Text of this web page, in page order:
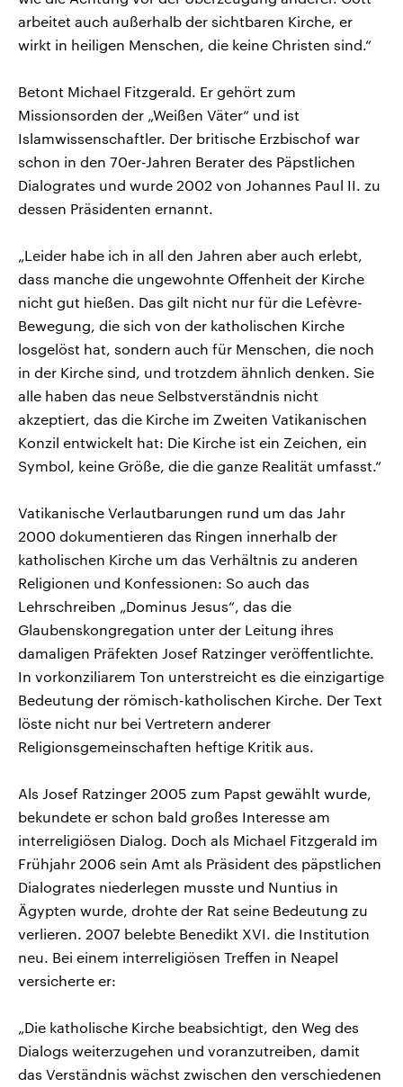
arbeitet auch außerhalb der sichtbaren Kirche, er
wirkt in heiligen Menschen, die keine Christen sind.“
Betont Michael Fitzgerald. Er gehört zum
Missionsorden der „Weißen Väter“ und ist
Islamwissenschaftler. Der britische Erzbischof war
schon in den 70er-Jahren Berater des Päpstlichen
Dialogrates und wurde 2002 von Johannes Paul II. zu
dessen Präsidenten ernannt.
„Leider habe ich in all den Jahren aber auch erlebt,
dass manche die ungewohnte Offenheit der Kirche
nicht gut hießen. Das gilt nicht nur für die Lefèvre-
Bewegung, die sich von der katholischen Kirche
losgelöst hat, sondern auch für Menschen, die noch
in der Kirche sind, und trotzdem ähnlich denken. Sie
alle haben das neue Selbstverständnis nicht
akzeptiert, das die Kirche im Zweiten Vatikanischen
Konzil entwickelt hat: Die Kirche ist ein Zeichen, ein
Symbol, keine Größe, die die ganze Realität umfasst.“
Vatikanische Verlautbarungen rund um das Jahr
2000 dokumentieren das Ringen innerhalb der
katholischen Kirche um das Verhältnis zu anderen
Religionen und Konfessionen: So auch das
Lehrschreiben „Dominus Jesus“, das die
Glaubenskongregation unter der Leitung ihres
damaligen Präfekten Josef Ratzinger veröffentlichte.
In vorkonziliarem Ton unterstreicht es die einzigartige
Bedeutung der römisch-katholischen Kirche. Der Text
löste nicht nur bei Vertretern anderer
Religionsgemeinschaften heftige Kritik aus.
Als Josef Ratzinger 2005 zum Papst gewählt wurde,
bekundete er schon bald großes Interesse am
interreligiösen Dialog. Doch als Michael Fitzgerald im
Frühjahr 2006 sein Amt als Präsident des päpstlichen
Dialogrates niederlegen musste und Nuntius in
Ägypten wurde, drohte der Rat seine Bedeutung zu
verlieren. 2007 belebte Benedikt XVI. die Institution
neu. Bei einem interreligiösen Treffen in Neapel
versicherte er:
„Die katholische Kirche beabsichtigt, den Weg des
Dialogs weiterzugehen und voranzutreiben, damit
das Verständnis wächst zwischen den verschiedenen